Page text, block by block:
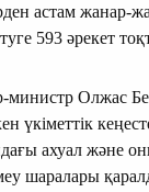
астам жанар-
593 әрекет
министр Олжас
үкіметтік
ахуал және
шаралары